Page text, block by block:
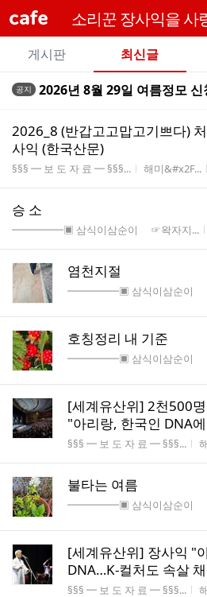
cafe
카
페
메
뉴
게시판 최신글
전
글
공지 2026년 8월 29일 여름정모
2026_8 (반갑고고맙고기쁘다)
사익 (한국산문)
게시판명
§§§ ━ 보 도 자 료 ━ §§§... 작성자
해미&#x2F...
승 소
게시판명
━━━━━▣ 삼식이삼순이 ☞왁자지...
염천지절
게시판명
━━━━━▣ 삼식이삼순이
호칭정리 내 기준
게시판명
━━━━━▣ 삼식이삼순이
[세계유산위] 2천500
"아리랑, 한국인 DNA
게시판명
§§§ ━ 보 도 자 료 ━ §§§...
불타는 여름
게시판명
━━━━━▣ 삼식이삼순이
[세계유산위] 장사익 "
DNA…K-컬처도 속살
게시판명
§§§ ━ 보 도 자 료 ━ §§§...